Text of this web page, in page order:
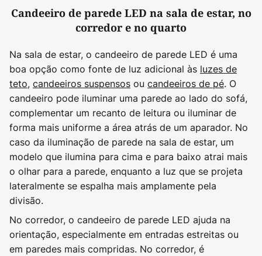
Candeeiro de parede LED na sala de estar, no
corredor e no quarto
Na sala de estar, o candeeiro de parede LED é uma
boa opção como fonte de luz adicional às luzes de
teto, candeeiros suspensos ou candeeiros de pé. O
candeeiro pode iluminar uma parede ao lado do sofá,
complementar um recanto de leitura ou iluminar de
forma mais uniforme a área atrás de um aparador. No
caso da iluminação de parede na sala de estar, um
modelo que ilumina para cima e para baixo atrai mais
o olhar para a parede, enquanto a luz que se projeta
lateralmente se espalha mais amplamente pela
divisão.
No corredor, o candeeiro de parede LED ajuda na
orientação, especialmente em entradas estreitas ou
em paredes mais compridas. No corredor, é